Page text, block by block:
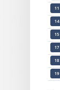
11
14
15
17
18
19